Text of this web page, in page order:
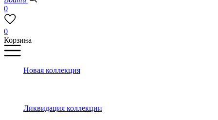
0
0
Корзина
Новая коллекция
Ликвидация коллекции